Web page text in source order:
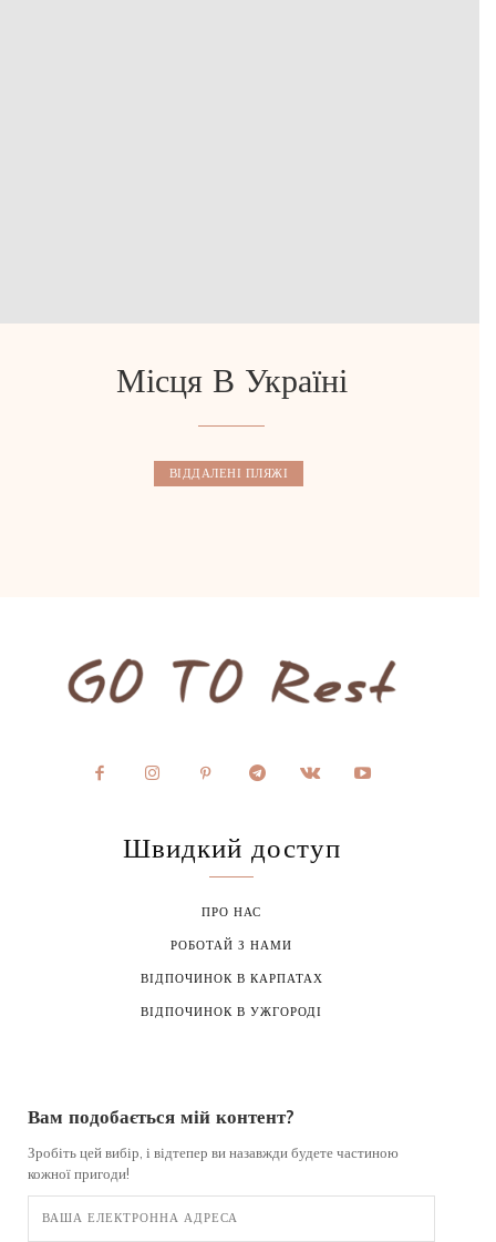
Місця В Україні
ВІДДАЛЕНІ ПЛЯЖІ
Швидкий доступ
ПРО НАС
РОБОТАЙ З НАМИ
ВІДПОЧИНОК В КАРПАТАХ
ВІДПОЧИНОК В УЖГОРОДІ
Вам подобається мій контент?
Зробіть цей вибір, і відтепер ви назавжди будете частиною
кожної пригоди!